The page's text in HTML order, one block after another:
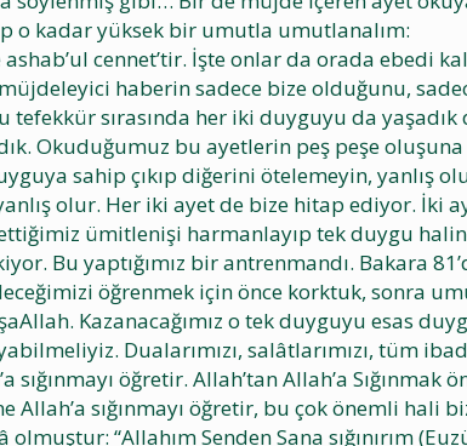
o kadar yüksek bir umutla umutlanalım:
cennet’tir. İşte onlar da orada ebedi
haberin sadece bize olduğunu,
tefekkür sırasında her iki duyguyu da
Okuduğumuz bu ayetlerin peş peşe
sahip çıkıp diğerini ötelemeyin, yanlış
olur. Her iki ayet de bize hitap ediyor. İki
ümitlenişi harmanlayıp tek duygu
Bu yaptığımız bir antrenmandı. Bakara
öğrenmek için önce korktuk, sonra
Kazanacağımız o tek duyguyu esas
Dualarımızı, salâtlarımızı, tüm
sığınmayı öğretir. Allah’tan Allah’a
sığınmayı öğretir, bu çok önemli hali
“Allahım Senden Sana sığınırım